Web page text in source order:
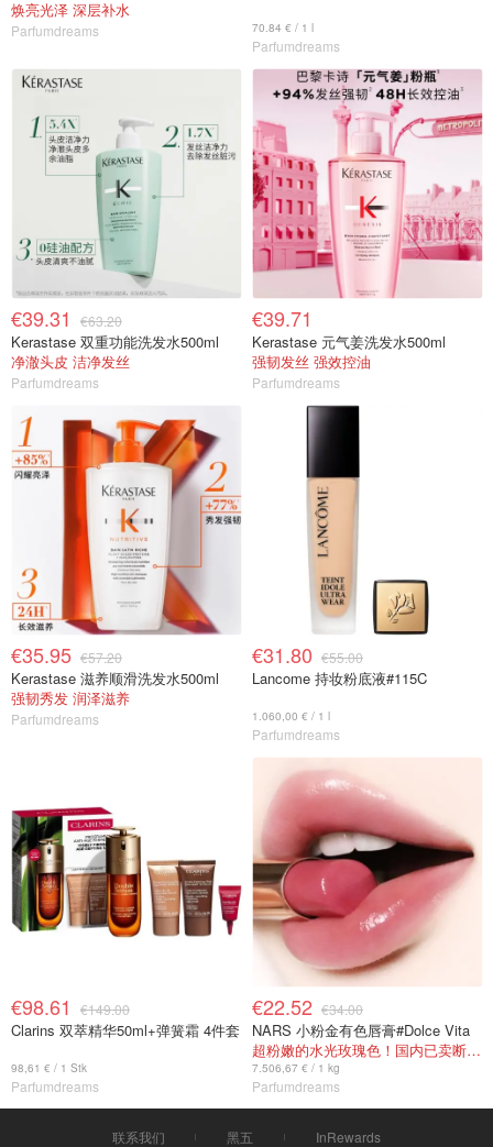
焕亮光泽 深层补水
Parfumdreams 70.84 € / 1 l
Parfumdreams
€39.31 €63.20
Kerastase 双重功能洗发水500ml
净澈头皮 洁净发丝
Parfumdreams
€39.71
Kerastase 元气姜洗发水500ml
强韧发丝 强效控油
Parfumdreams
€35.95 €57.20
Kerastase 滋养顺滑洗发水500ml
强韧秀发 润泽滋养
Parfumdreams
€31.80 €55.00
Lancome 持妆粉底液#115C
1.060,00 € / 1 l
Parfumdreams
€98.61 €149.00
Clarins 双萃精华50ml+弹簧霜 4件套
98,61 € / 1 Stk
Parfumdreams
€22.52 €34.00
NARS 小粉金有色唇膏#Dolce Vita
超粉嫩的水光玫瑰色！国内已卖断货！
7.506,67 € / 1 kg
Parfumdreams
联系我们 黑五 InRewards